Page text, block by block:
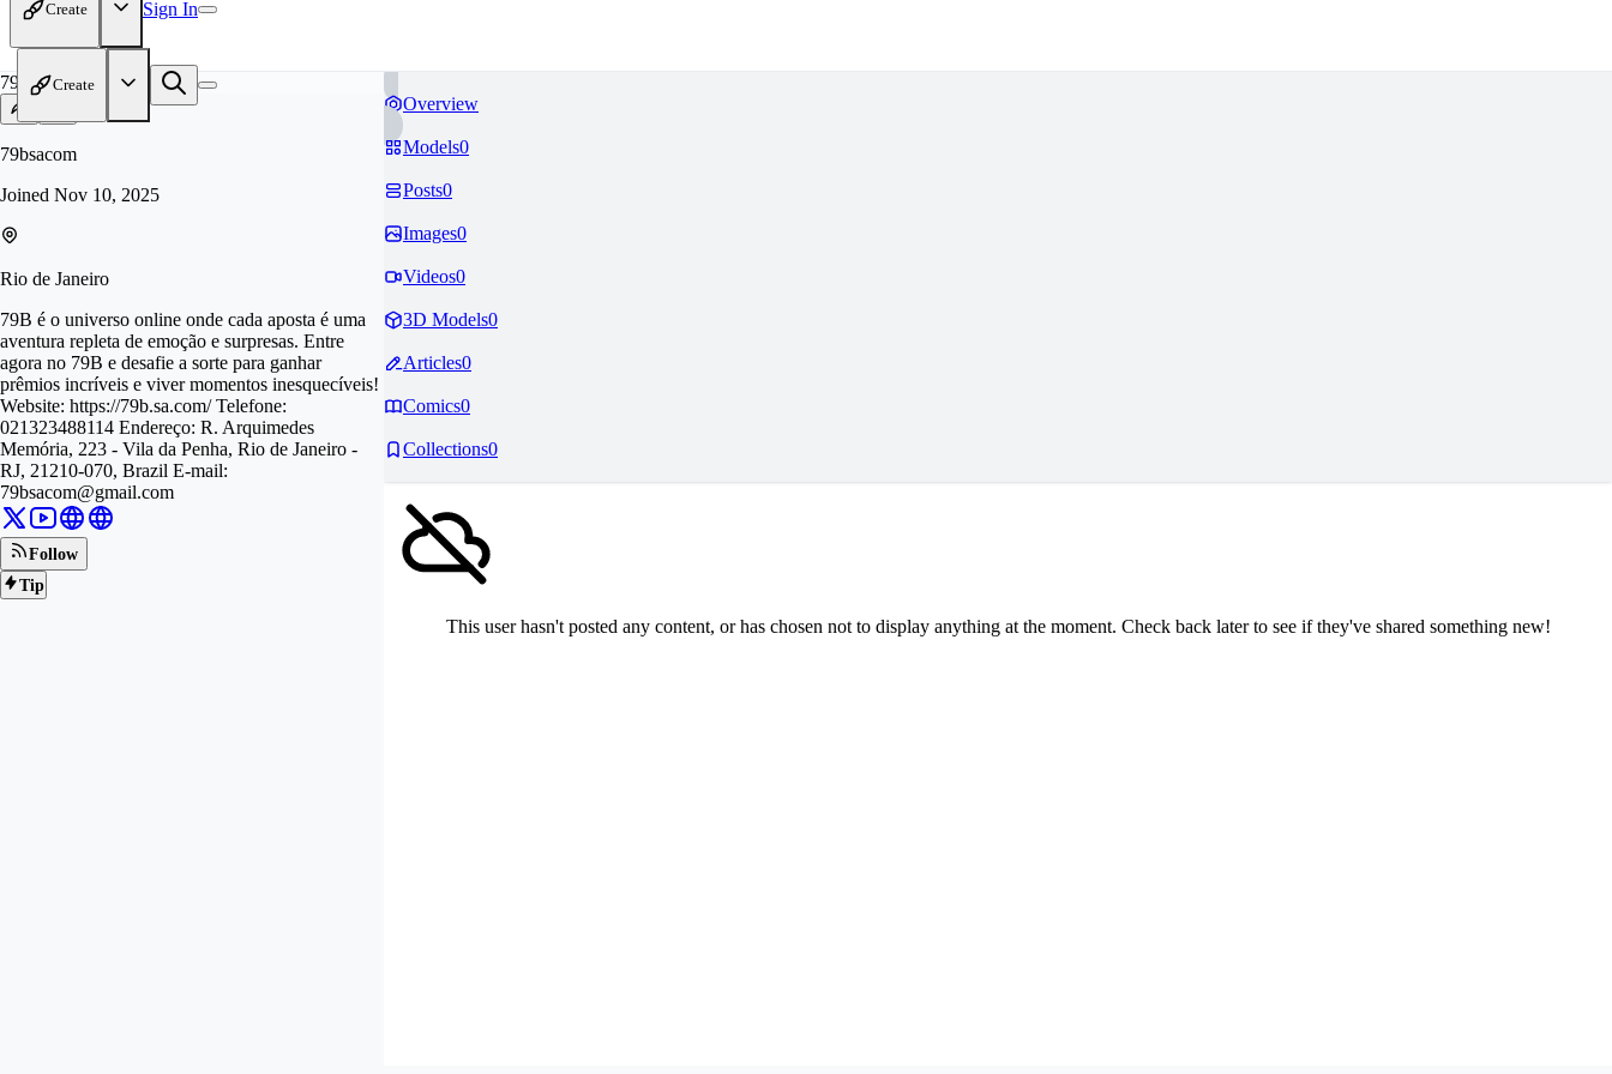
Create Sign In
Create
79
79bsacom
Joined Nov 10, 2025
Rio de Janeiro
79B é o universo online onde cada aposta é uma
aventura repleta de emoção e surpresas. Entre
agora no 79B e desafie a sorte para ganhar
prêmios incríveis e viver momentos inesquecíveis!
Website: https://79b.sa.com/ Telefone:
021323488114 Endereço: R. Arquimedes
Memória, 223 - Vila da Penha, Rio de Janeiro -
RJ, 21210-070, Brazil E-mail:
79bsacom@gmail.com
Follow
Tip
Overview
Models0
Posts0
Images0
Videos0
3D Models0
Articles0
Comics0
Collections0
This user hasn't posted any content, or has chosen not to display anything at the moment. Check back later to see if they've shared something new!